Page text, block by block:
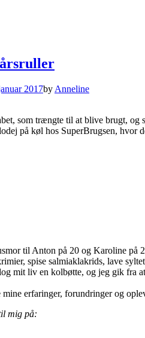
2017by Anneline
som trængte til at blive brugt,
på køl hos SuperBrugsen,
til Anton på 20 og Karoline på
spise salmiaklakrids, lave
mit liv en kolbøtte, og jeg gik fra
erfaringer, forundringer og
mig på: